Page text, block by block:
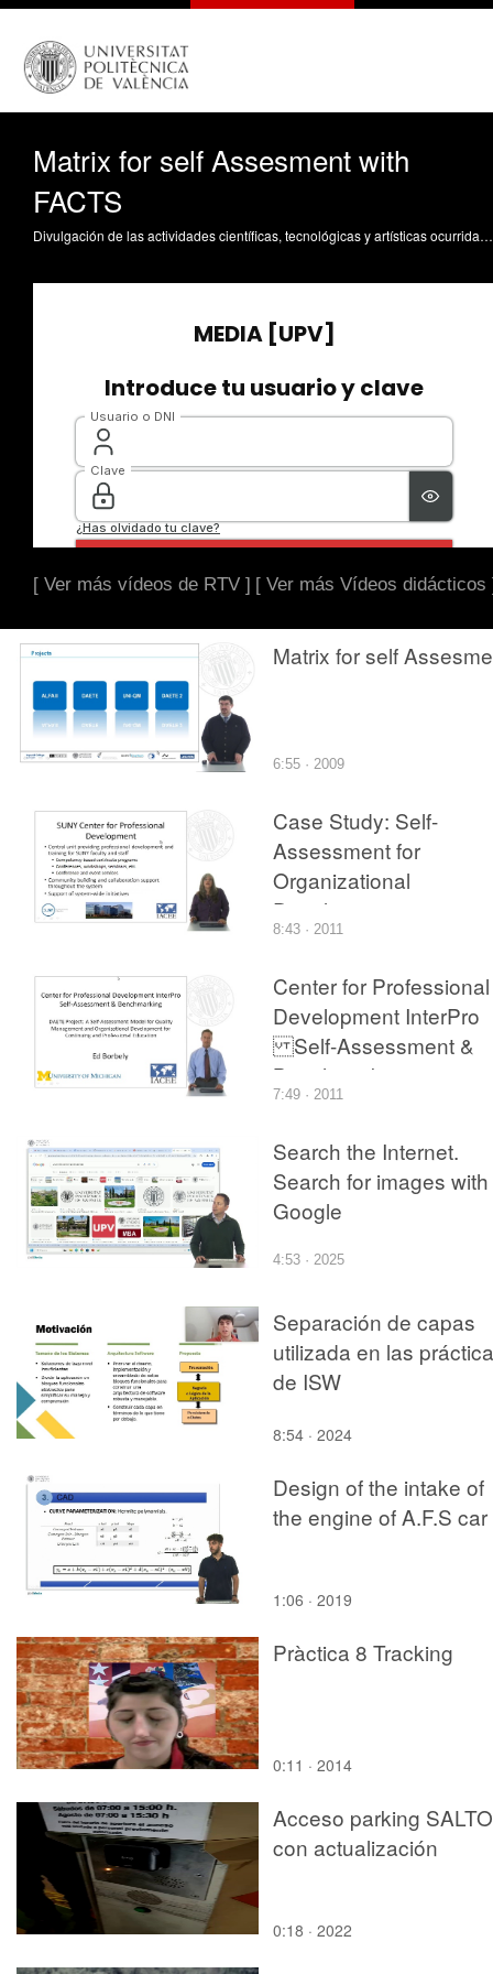
Matrix for self Assesment with
FACTS
Divulgación de las actividades científicas, tecnológicas y artísticas ocurridas en los tres campus de la UPV
[ Ver más vídeos de RTV ] [ Ver más Vídeos didácticos
Matrix for self
6:55 · 2009
Case Study: Self-
Assessment for
Organizational
Development
8:43 · 2011
Center for Professional
Development InterPro
Self-Assessment &
Benchmarking
7:49 · 2011
Search the Internet.
Search for images with
Google
4:53 · 2025
Separación de capas
utilizada en las
de ISW
8:54 · 2024
Design of the intake of
the engine of A.F.S car
1:06 · 2019
Pràctica 8 Tracking
0:11 · 2014
Acceso parking SALTO
con actualización
0:18 · 2022